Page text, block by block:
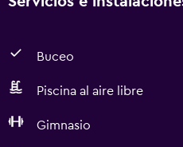
Buceo
Piscina al aire libre
Gimnasio